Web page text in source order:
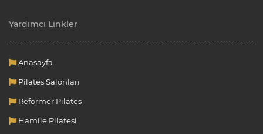
Yardımcı Linkler
Anasayfa
Pilates Salonları
Reformer Pilates
Hamile Pilatesi